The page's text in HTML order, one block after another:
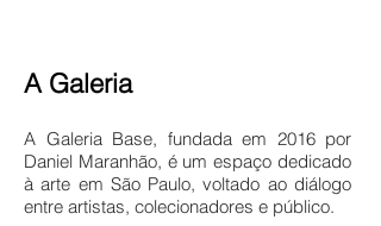
A Galeria
A Galeria Base, fundada em 2016 por
Daniel Maranhão, é um espaço dedicado
à arte em São Paulo, voltado ao diálogo
entre artistas, colecionadores e público.